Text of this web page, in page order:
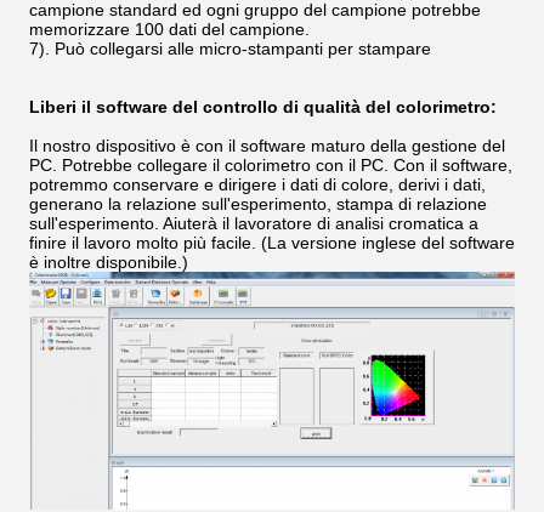
campione standard ed ogni gruppo del campione potrebbe
memorizzare 100 dati del campione.
7). Può collegarsi alle micro-stampanti per stampare
Liberi il software del controllo di qualità del colorimetro:
Il nostro dispositivo è con il software maturo della gestione del
PC. Potrebbe collegare il colorimetro con il PC. Con il software,
potremmo conservare e dirigere i dati di colore, derivi i dati,
generano la relazione sull'esperimento, stampa di relazione
sull'esperimento. Aiuterà il lavoratore di analisi cromatica a
finire il lavoro molto più facile. (La versione inglese del software
è inoltre disponibile.)